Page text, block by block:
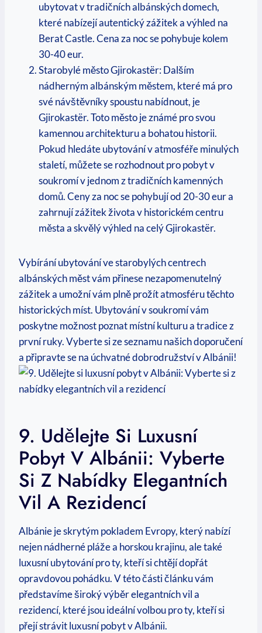
ubytovat v tradičních albánských domech,
které nabízejí autentický zážitek a ​výhled⁤ na
Berat‌ Castle. Cena ​za noc ⁤se pohybuje kolem
30-40 eur.
Starobylé ⁢město Gjirokastër: Dalším
nádherným‌ albánským městem, které ⁢má pro
své návštěvníky spoustu nabídnout, je
Gjirokastër. Toto město je známé ⁢pro svou
kamennou architekturu a bohatou historii.
Pokud hledáte ubytování v atmosféře minulých
staletí, můžete se rozhodnout pro pobyt v
soukromí v jednom z tradičních ⁢kamenných⁢
domů. Ceny za ‍noc se pohybují od 20-30 eur a
zahrnují zážitek života v historickém​ centru
města a skvělý výhled na celý Gjirokastër.
Vybírání ⁣ubytování ve starobylých⁢ centrech
albánských měst vám přinese nezapomenutelný
zážitek a umožní vám plně prožít atmosféru těchto
historických míst. Ubytování v soukromí vám
poskytne možnost poznat místní kulturu a tradice z
první ruky. Vyberte si ze seznamu našich doporučení
a připravte‍ se na ⁢úchvatné dobrodružství v Albánii!
9. Udělejte Si Luxusní
Pobyt V Albánii: Vyberte
Si Z Nabídky Elegantních
Vil A Rezidencí
Albánie je skrytým ​pokladem Evropy,⁢ který nabízí
nejen nádherné pláže a horskou krajinu, ale ⁢také
luxusní ubytování pro ty, kteří si chtějí dopřát
opravdovou pohádku. V této části článku vám
‍představíme široký výběr elegantních vil a
rezidencí, které jsou ideální volbou pro ty,⁣ kteří si
přejí‍ strávit luxusní⁢ pobyt v Albánii.